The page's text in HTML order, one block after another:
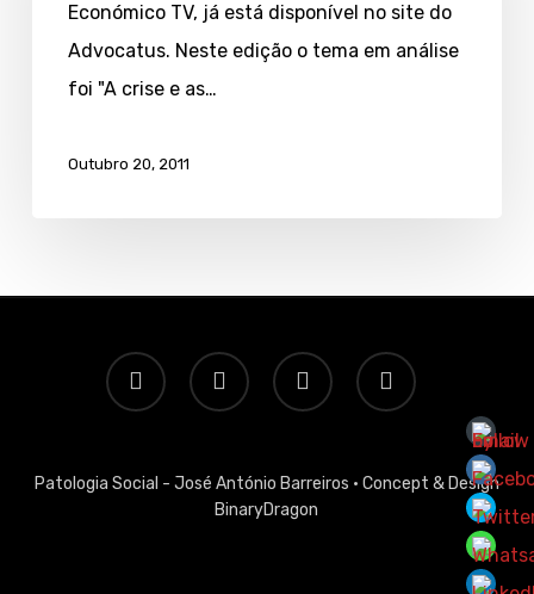
crise
Económico TV, já está disponível no site do
Advocatus. Neste edição o tema em análise
foi "A crise e as…
Outubro 20, 2011
twitter facebook linkedin email
Patologia Social - José António Barreiros · Concept & Design
BinaryDragon